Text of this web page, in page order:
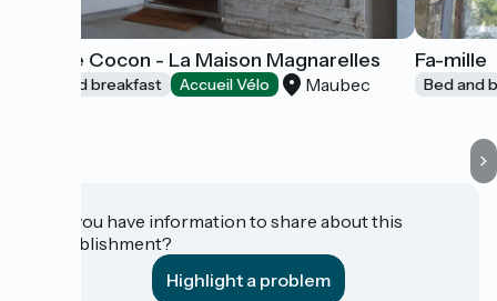
Gîte Le Cocon - La Maison Magnarelles
Bed and breakfast Accueil Vélo Maubec
Fa-mille
Bed and
Do you have information to share about this
establishment?
Highlight a problem